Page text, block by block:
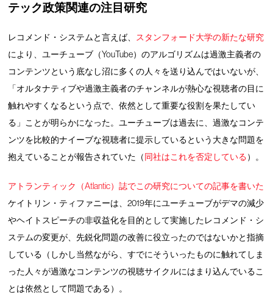
テック政策関連の注目研究
レコメンド・システムと言えば、 スタンフォード大学の新たな研究
により、ユーチューブ（YouTube）のアルゴリズムは過激主義者の
コンテンツという底なし沼に多くの人々を送り込んではいないが、
「オルタナティブや過激主義者のチャンネルが熱心な視聴者の目に
触れやすくなるという点で、依然として重要な役割を果たしてい
る」ことが明らかになった。ユーチューブは過去に、過激なコンテ
ンツを比較的ナイーブな視聴者に提示しているという大きな問題を
抱えていることが報告されていた（同社はこれを否定している）。
アトランティック（Atlantic）誌でこの研究についての記事を書いた
ケイトリン・ティファニーは、2019年にユーチューブがデマの減少
やヘイトスピーチの非収益化を目的として実施したレコメンド・シ
ステムの変更が、先鋭化問題の改善に役立ったのではないかと指摘
している（しかし当然ながら、すでにそういったものに触れてしま
った人々が過激なコンテンツの視聴サイクルにはまり込んでいるこ
とは依然として問題である）。